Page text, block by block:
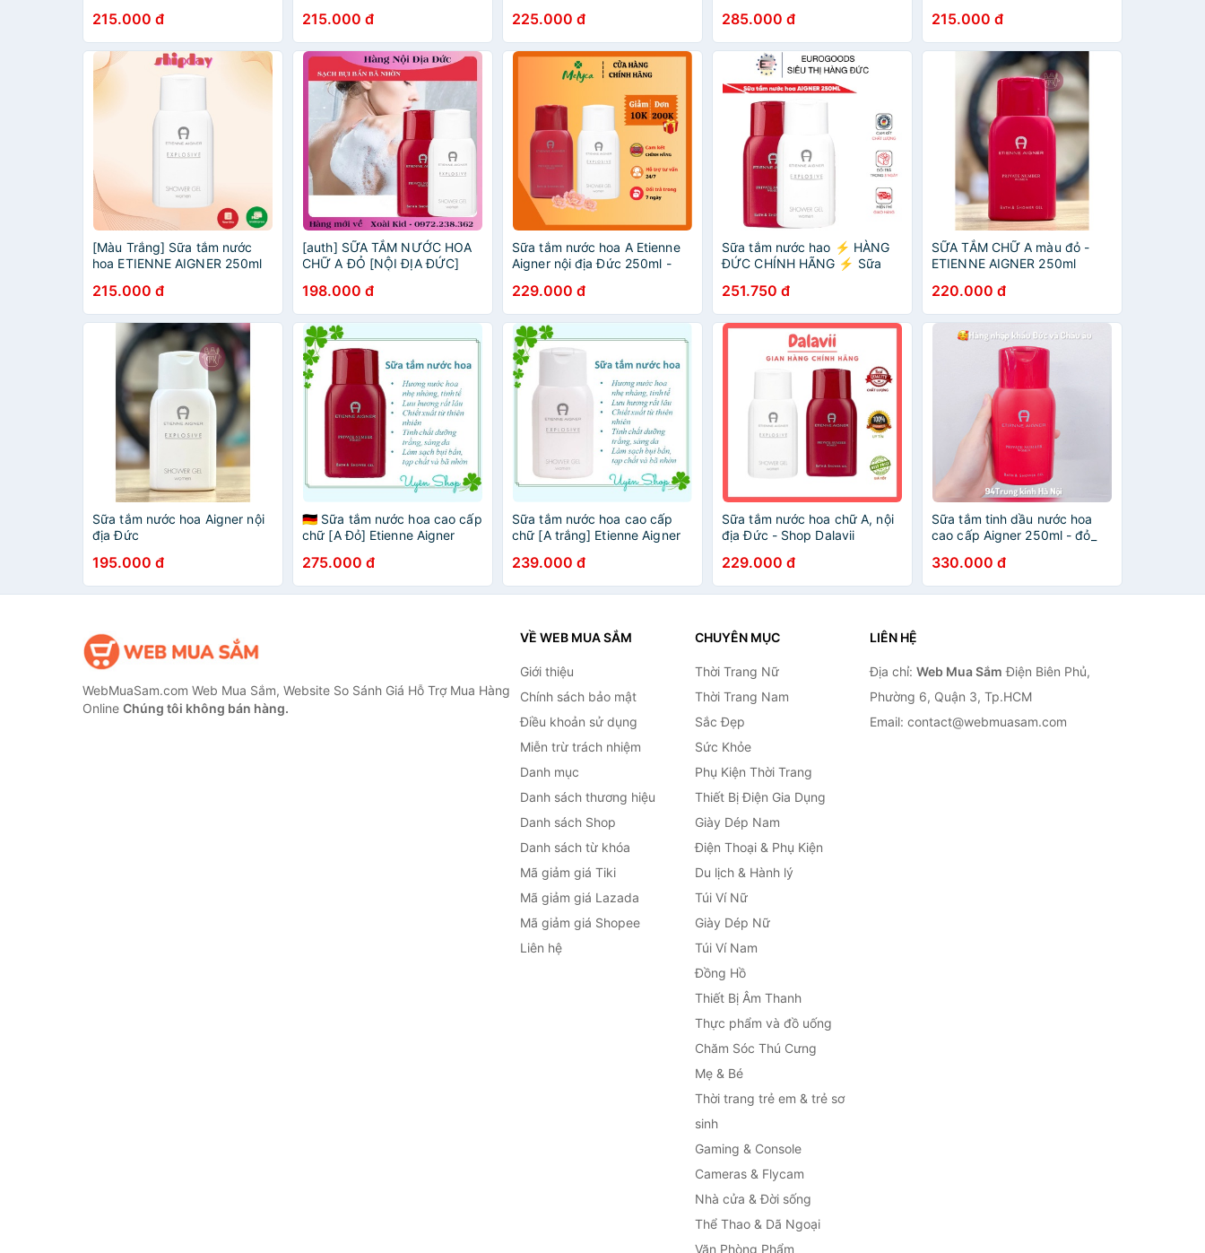
215.000 đ 215.000 đ 225.000 đ 285.000 đ 215.000 đ
[Màu Trắng] Sữa tắm nước
hoa ETIENNE AIGNER 250ml
215.000 đ
[auth] SỮA TẮM NƯỚC HOA
CHỮ A ĐỎ [NỘI ĐỊA ĐỨC]
[Hot]
198.000 đ
Sữa tắm nước hoa A Etienne
Aigner nội địa Đức 250ml -
229.000 đ
Sữa tắm nước hao ⚡ HÀNG
ĐỨC CHÍNH HÃNG ⚡ Sữa
250ML mùi hương sang trọng
và quyến rũ - Đủ bill
251.750 đ
SỮA TẮM CHỮ A màu đỏ -
ETIENNE AIGNER 250ml
220.000 đ
Sữa tắm nước hoa Aigner nội
địa Đức
195.000 đ
🇩🇪 Sữa tắm nước hoa cao cấp
chữ [A Đỏ] Etienne Aigner
275.000 đ
Sữa tắm nước hoa cao cấp
chữ [A trắng] Etienne Aigner
239.000 đ
Sữa tắm nước hoa chữ A, nội
địa Đức - Shop Dalavii
229.000 đ
Sữa tắm tinh dầu nước hoa
cao cấp Aigner 250ml - đỏ_
330.000 đ
WebMuaSam.com Web Mua Sắm, Website So Sánh Giá Hỗ Trợ Mua Hàng
Online Chúng tôi không bán hàng.
VỀ WEB MUA SẮM
Giới thiệu
Chính sách bảo mật
Điều khoản sử dụng
Miễn trừ trách nhiệm
Danh mục
Danh sách thương hiệu
Danh sách Shop
Danh sách từ khóa
Mã giảm giá Tiki
Mã giảm giá Lazada
Mã giảm giá Shopee
Liên hệ
CHUYÊN MỤC
Thời Trang Nữ
Thời Trang Nam
Sắc Đẹp
Sức Khỏe
Phụ Kiện Thời Trang
Thiết Bị Điện Gia Dụng
Giày Dép Nam
Điện Thoại & Phụ Kiện
Du lịch & Hành lý
Túi Ví Nữ
Giày Dép Nữ
Túi Ví Nam
Đồng Hồ
Thiết Bị Âm Thanh
Thực phẩm và đồ uống
Chăm Sóc Thú Cưng
Mẹ & Bé
Thời trang trẻ em & trẻ sơ
sinh
Gaming & Console
Cameras & Flycam
Nhà cửa & Đời sống
Thể Thao & Dã Ngoại
Văn Phòng Phẩm
LIÊN HỆ
Địa chỉ: Web Mua Sắm Điện Biên Phủ,
Phường 6, Quận 3, Tp.HCM
Email: contact@webmuasam.com